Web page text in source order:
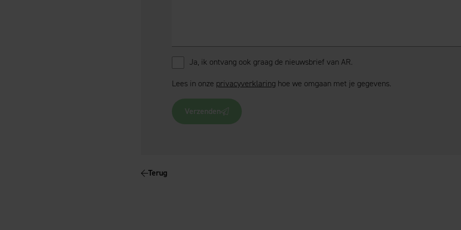
Ja, ik ontvang ook graag de nieuwsbrief van AR.
Lees in onze privacyverklaring hoe we omgaan met je gegevens.
Verzenden
Terug